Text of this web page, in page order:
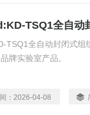
TSQ1全自动
TSQ1全自动封闭式
牌实验室产品。
：2026-04-08